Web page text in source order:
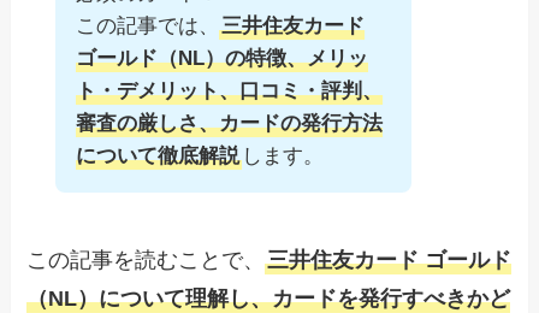
この記事では、三井住友カード
ゴールド（NL）の特徴、メリッ
ト・デメリット、口コミ・評判、
審査の厳しさ、カードの発行方法
について徹底解説 します。
この記事を読むことで、三井住友カード ゴールド
（NL）について理解し、カードを発行すべきかど